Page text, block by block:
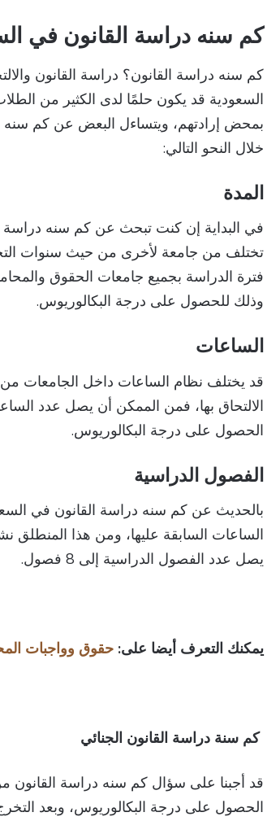
كم سنه دراسة القانون في
كم سنه دراسة القانون؟ دراسة القانون
السعودية قد يكون حلمًا لدى الكثير من
بمحض إرادتهم، ويتساءل البعض عن كم سنه
خلال النحو التالي:
المدة
في البداية إن كنت تبحث عن كم سنه دراسة
تختلف من جامعة لأخرى من حيث سنوات
وذلك للحصول على درجة البكالوريوس.
الساعات
قد يختلف نظام الساعات داخل الجامعات من
الحصول على درجة البكالوريوس.
الفصول الدراسية
بالحديث عن كم سنه دراسة القانون في
الساعات السابقة عليها، ومن هذا المنطلق
يصل عدد الفصول الدراسية إلى 8 فصول.
يمكنك التعرف أيضا على: حقوق وواجبات
​كم سنة دراسة القانون الجنائي
الحصول على درجة البكالوريوس، وبعد